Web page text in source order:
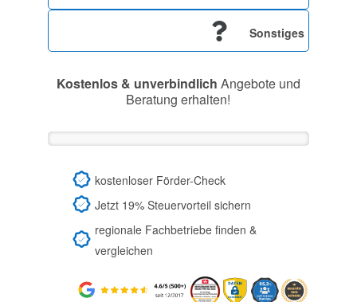
Sonstiges
Kostenlos & unverbindlich Angebote und
Beratung erhalten!
kostenloser Förder-Check
Jetzt 19% Steuervorteil sichern
regionale Fachbetriebe finden &
vergleichen